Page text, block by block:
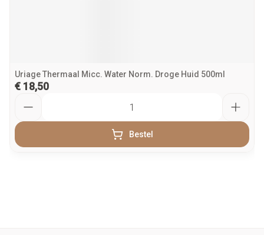
Uriage Thermaal Micc. Water Norm. Droge Huid 500ml
€ 18,50
Bestel